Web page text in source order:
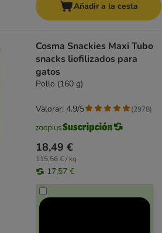
Añadir a la cesta
Cosma Snackies Maxi Tubo
snacks liofilizados para
gatos
Pollo (160 g)
18,49 €
115,56 € / kg
17,57 €
Valorar: 4.9/5 (2978)